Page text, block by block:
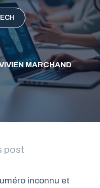
MARCHAND
post
inconnu et